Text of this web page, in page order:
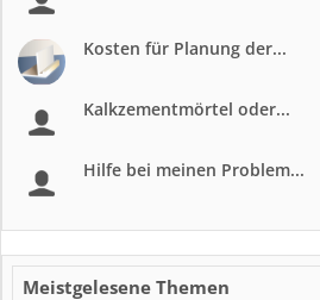
Kosten für Planung der...
Kalkzementmörtel oder...
Hilfe bei meinen Problem...
Meistgelesene Themen